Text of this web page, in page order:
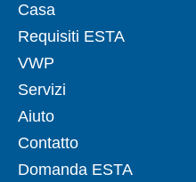
Casa
Requisiti ESTA
VWP
Servizi
Aiuto
Contatto
Domanda ESTA